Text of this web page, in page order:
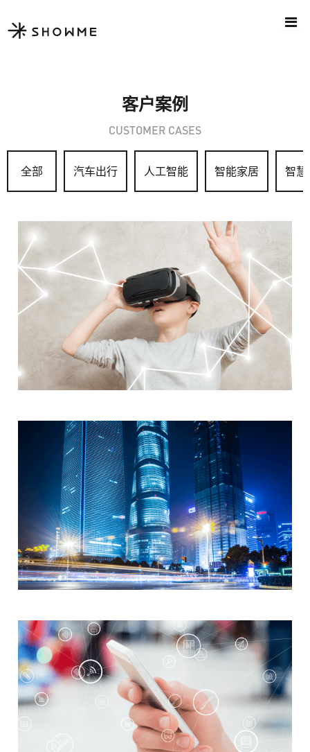
客户案例
CUSTOMER CASES
全部 汽车出行 人工智能 智能家居 智